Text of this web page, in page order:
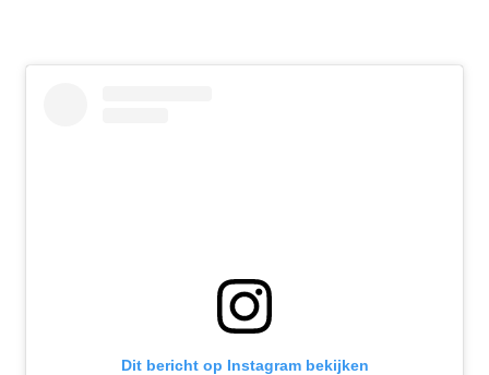
Dit bericht op Instagram bekijken